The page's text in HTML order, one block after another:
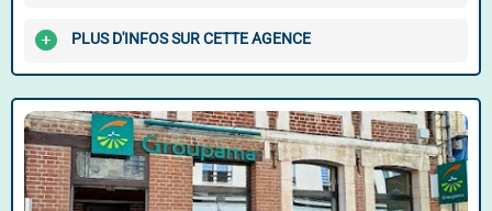
PLUS D'INFOS SUR CETTE AGENCE